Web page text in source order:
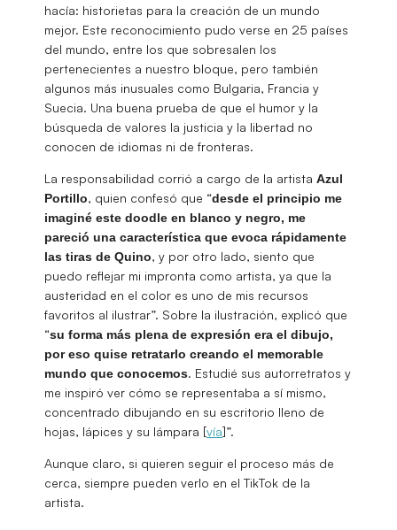
hacía: historietas para la creación de un mundo
mejor. Este reconocimiento pudo verse en 25 países
del mundo, entre los que sobresalen los
pertenecientes a nuestro bloque, pero también
algunos más inusuales como Bulgaria, Francia y
Suecia. Una buena prueba de que el humor y la
búsqueda de valores la justicia y la libertad no
conocen de idiomas ni de fronteras.
La responsabilidad corrió a cargo de la artista Azul
Portillo, quien confesó que “desde el principio me
imaginé este doodle en blanco y negro, me
pareció una característica que evoca rápidamente
las tiras de Quino, y por otro lado, siento que
puedo reflejar mi impronta como artista, ya que la
austeridad en el color es uno de mis recursos
favoritos al ilustrar”. Sobre la ilustración, explicó que
“su forma más plena de expresión era el dibujo,
por eso quise retratarlo creando el memorable
mundo que conocemos. Estudié sus autorretratos y
me inspiró ver cómo se representaba a sí mismo,
concentrado dibujando en su escritorio lleno de
hojas, lápices y su lámpara [vía]”.
Aunque claro, si quieren seguir el proceso más de
cerca, siempre pueden verlo en el TikTok de la
artista.